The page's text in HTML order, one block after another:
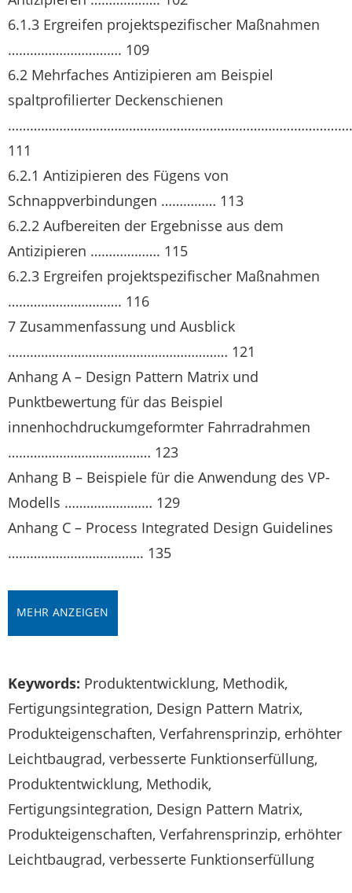
6.1.3 Ergreifen projektspezifischer Maßnahmen
…………………………. 109
6.2 Mehrfaches Antizipieren am Beispiel
spaltprofilierter Deckenschienen
111
6.2.1 Antizipieren des Fügens von
Schnappverbindungen …………… 113
6.2.2 Aufbereiten der Ergebnisse aus dem
Antizipieren ………………. 115
6.2.3 Ergreifen projektspezifischer Maßnahmen
…………………………. 116
7 Zusammenfassung und Ausblick
…………………………………………………… 121
Anhang A – Design Pattern Matrix und
Punktbewertung für das Beispiel
innenhochdruckumgeformter Fahrradrahmen
………………………………… 123
Anhang B – Beispiele für die Anwendung des VP-
Modells …………………… 129
Anhang C – Process Integrated Design Guidelines
………………………………. 135
MEHR ANZEIGEN
Keywords: Produktentwicklung, Methodik,
Fertigungsintegration, Design Pattern Matrix,
Produkteigenschaften, Verfahrensprinzip, erhöhter
Leichtbaugrad, verbesserte Funktionserfüllung,
Produktentwicklung, Methodik,
Fertigungsintegration, Design Pattern Matrix,
Produkteigenschaften, Verfahrensprinzip, erhöhter
Leichtbaugrad, verbesserte Funktionserfüllung